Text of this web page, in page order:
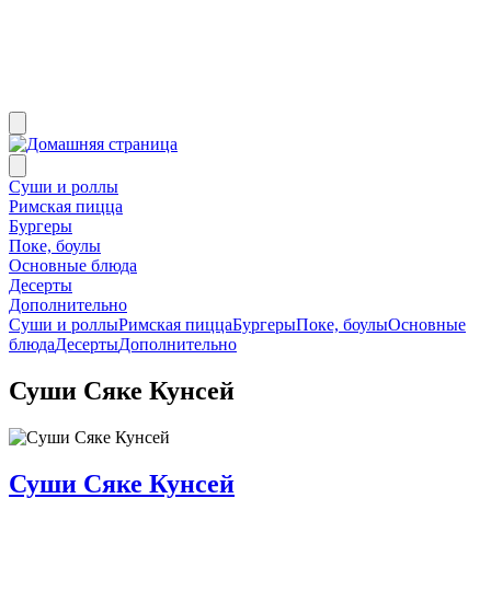
Суши и роллы
Римская пицца
Бургеры
Поке, боулы
Основные блюда
Десерты
Дополнительно
Суши и роллыРимская пиццаБургерыПоке, боулыОсновные
блюдаДесертыДополнительно
Суши Сяке Кунсей
Суши Сяке Кунсей